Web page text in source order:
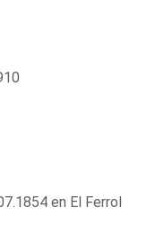
en El Ferrol